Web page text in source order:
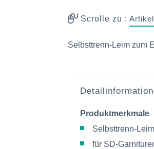
Scrolle zu : Artikel
Selbsttrenn-Leim zum
Produktmerkmale
Selbsttrenn-Leim
für SD-